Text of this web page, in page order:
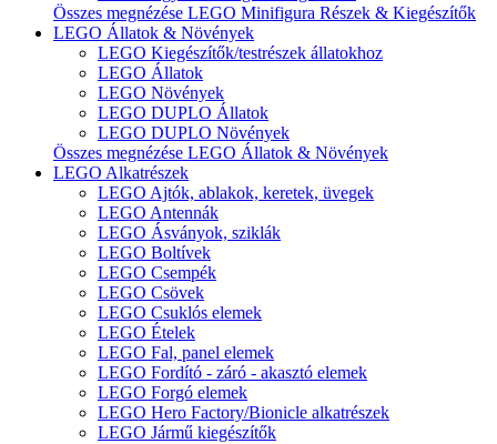
Összes megnézése LEGO Minifigura Részek & Kiegészítők
LEGO Állatok & Növények
LEGO Kiegészítők/testrészek állatokhoz
LEGO Állatok
LEGO Növények
LEGO DUPLO Állatok
LEGO DUPLO Növények
Összes megnézése LEGO Állatok & Növények
LEGO Alkatrészek
LEGO Ajtók, ablakok, keretek, üvegek
LEGO Antennák
LEGO Ásványok, sziklák
LEGO Boltívek
LEGO Csempék
LEGO Csövek
LEGO Csuklós elemek
LEGO Ételek
LEGO Fal, panel elemek
LEGO Fordító - záró - akasztó elemek
LEGO Forgó elemek
LEGO Hero Factory/Bionicle alkatrészek
LEGO Jármű kiegészítők